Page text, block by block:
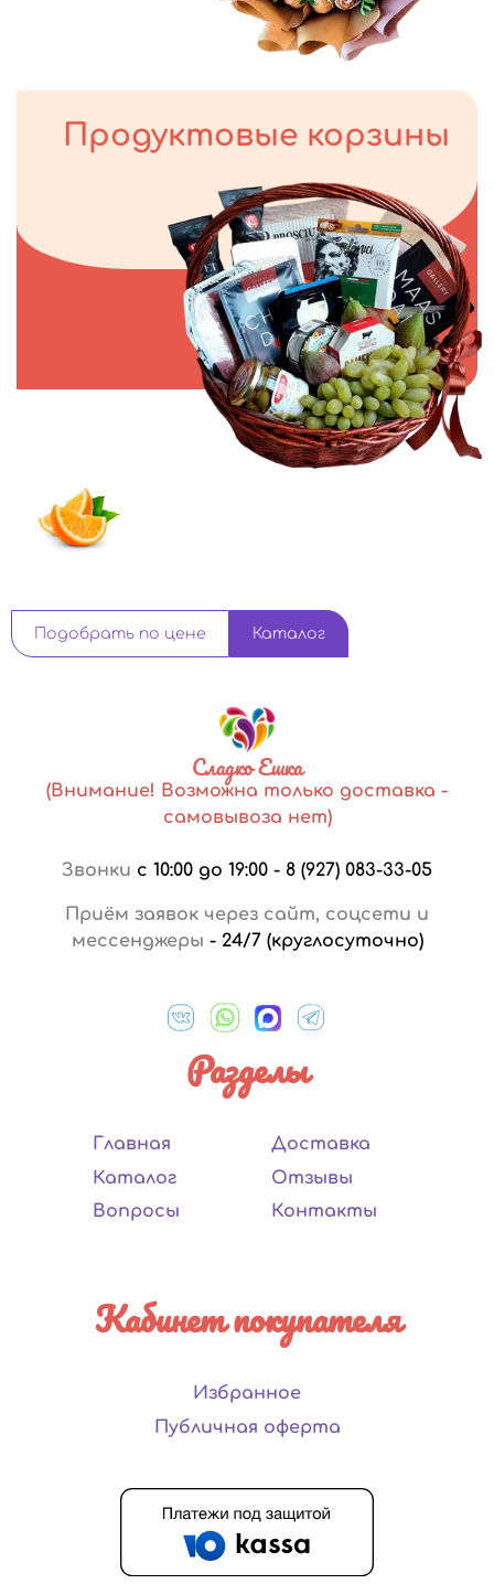
Продуктовые корзины
Подобрать по цене Каталог
Сладко Ешка
(Внимание! Возможна только доставка -
самовывоза нет)
Звонки с 10:00 до 19:00 - 8 (927) 083-33-05
Приём заявок через сайт, соцсети и
мессенджеры - 24/7 (круглосуточно)
Разделы
Главная
Каталог
Вопросы
Доставка
Отзывы
Контакты
Кабинет покупателя
Избранное
Публичная оферта